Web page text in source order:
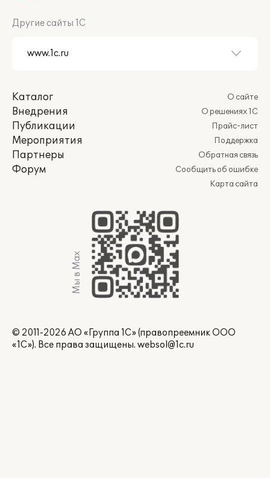
Другие сайты 1С
Каталог
Внедрения
Публикации
Мероприятия
Партнеры
Форум
О сайте
О решениях 1С
Прайс-лист
Поддержка
Обратная связь
Сообщить об ошибке
Карта сайта
Мы в Max
© 2011-2026 АО «Группа 1С» (правопреемник ООО
«1С»). Все права защищены. websol@1c.ru